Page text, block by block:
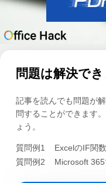
問題は解決で
記事を読んでも問題が
問することができます
ょう。
質問例1
ExcelのIF関
質問例2
Microsoft